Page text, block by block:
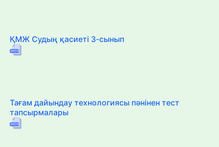
ҚМЖ Судың қасиеті 3-сынып
Тағам дайындау технологиясы пәнінен тест
тапсырмалары